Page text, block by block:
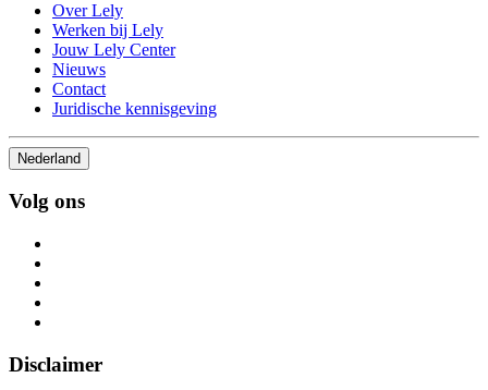
Over Lely
Werken bij Lely
Jouw Lely Center
Nieuws
Contact
Juridische kennisgeving
Nederland
Volg ons
Disclaimer